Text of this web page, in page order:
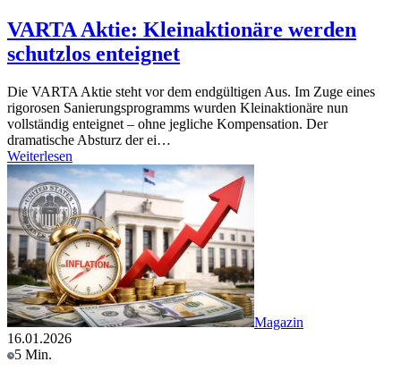
VARTA Aktie: Kleinaktionäre werden
schutzlos enteignet
Die VARTA Aktie steht vor dem endgültigen Aus. Im Zuge eines
rigorosen Sanierungsprogramms wurden Kleinaktionäre nun
vollständig enteignet – ohne jegliche Kompensation. Der
dramatische Absturz der ei…
Weiterlesen
Magazin
16.01.2026
5 Min.